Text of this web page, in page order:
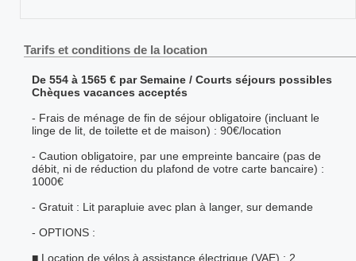
Tarifs et conditions de la location
De 554 à 1565 € par Semaine / Courts séjours possibles
Chèques vacances acceptés
- Frais de ménage de fin de séjour obligatoire (incluant le
linge de lit, de toilette et de maison) : 90€/location
- Caution obligatoire, par une empreinte bancaire (pas de
débit, ni de réduction du plafond de votre carte bancaire) :
1000€
- Gratuit : Lit parapluie avec plan à langer, sur demande
- OPTIONS :
■ Location de vélos à assistance électrique (VAE) : 2